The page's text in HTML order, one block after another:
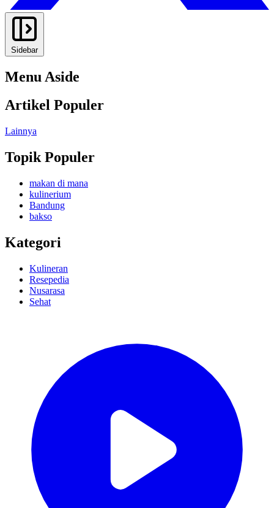
Sidebar
Menu Aside
Artikel Populer
Lainnya
Topik Populer
makan di mana
kulinerium
Bandung
bakso
Kategori
Kulineran
Resepedia
Nusarasa
Sehat